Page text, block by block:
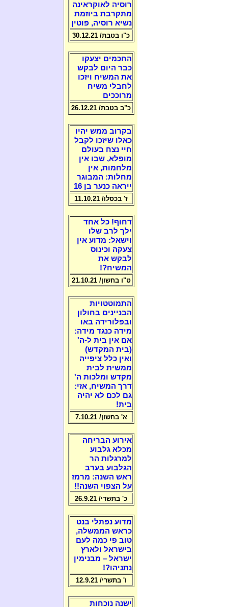
רוסיה לאוקראינה
מתקרבת ביוזמת
נשיא רוסיה, פוטין
כ"ו בטבת/ 30.12.21
החכמים יצעקו
כבר היום לבקש
את המשיח ויזכו
לחבלי משיח
מרוככים
כ"ב בטבת/ 26.12.21
בקרוב ממש יהיו
כאלו שיזכו לקבל
חיי נצח בעולם
מופלא, שבו אין
מלחמות, אין
מחלות: המבוגר
ייראה כנער בן 16
ז' בכסלו/ 11.10.21
דחוף! כל אחד
ילך לרב שלו
וישאל: מדוע אין
צעקה וכינוס
לבקש את
המשיח?!
ט"ו בחשון/ 21.10.21
התמוטטויות
הבניינים בחולון
ובפלורידה באו
מידה כנגד מידה:
אם אין בית ל-ה'
(בית המקדש)
ואין כלל ציפייה
ממשית לבית
מקדש ומלכות ה'
דרך המשיח, אזי:
גם לכם לא יהיה
בית!
א' בחשון/ 7.10.21
אירוע הבריחה
מכלא גלבוע
למרגלות הר
הגלבוע בערב
ראש השנה: מרמז
על הצפוי השנה!!
כ' בתשרי/ 26.9.21
מדוע נפתלי בנט
כראש הממשלה,
טוב פי כמה לעם
בישראל ולארץ
ישראל – מבנימין
נתניהו?!
ו' בתשרי/ 12.9.21
ישנה נוכחות